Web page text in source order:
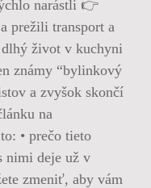
narástli 👉
prežili transport a
dlhý život v kuchyni
známy “bylinkový
a zvyšok skončí
na
• prečo tieto
nimi deje už v
zmeniť, aby vám